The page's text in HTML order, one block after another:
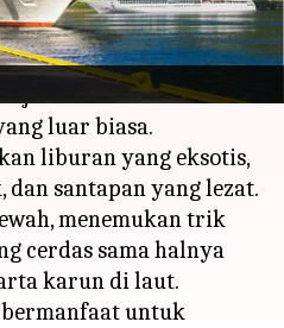
pengalaman sekali
jika Anda menemukan
luar biasa.
liburan yang eksotis,
santapan yang lezat.
menemukan trik
cerdas sama halnya
karun di laut.
untuk